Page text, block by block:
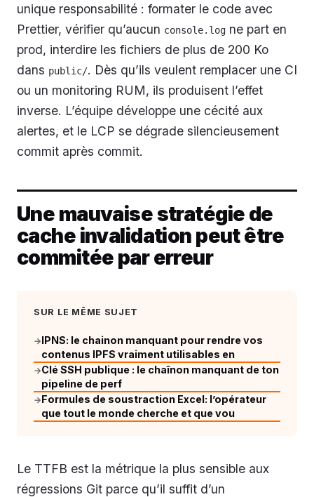
unique responsabilité : formater le code avec
Prettier, vérifier qu’aucun console.log ne part en
prod, interdire les fichiers de plus de 200 Ko
dans public/. Dès qu’ils veulent remplacer une CI
ou un monitoring RUM, ils produisent l’effet
inverse. L’équipe développe une cécité aux
alertes, et le LCP se dégrade silencieusement
commit après commit.
Une mauvaise stratégie de
cache invalidation peut être
commitée par erreur
SUR LE MÊME SUJET
→IPNS: le chainon manquant pour rendre vos
contenus IPFS vraiment utilisables en
→Clé SSH publique : le chaînon manquant de ton
pipeline de perf
→Formules de soustraction Excel: l’opérateur
que tout le monde cherche et que vou
Le TTFB est la métrique la plus sensible aux
régressions Git parce qu’il suffit d’un